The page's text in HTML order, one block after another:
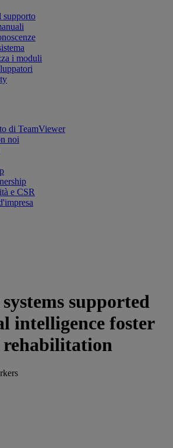
supporto
i moduli
di TeamViewer
noi
e CSR
supported
intelligence foster
rehabilitation